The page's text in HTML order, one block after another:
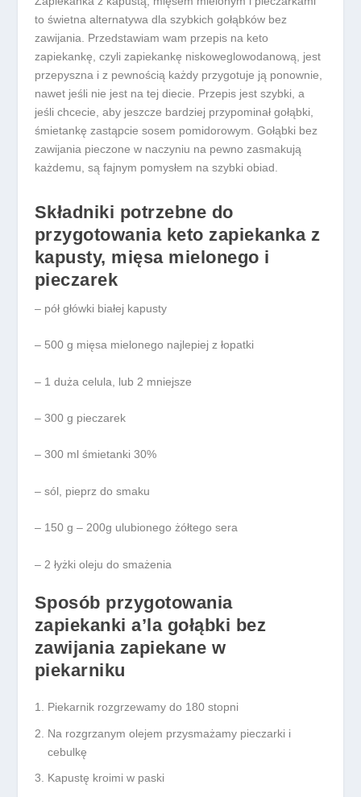
to świetna alternatywa dla szybkich gołąbków bez
zawijania. Przedstawiam wam przepis na keto
zapiekankę, czyli zapiekankę niskoweglowodanową, jest
przepyszna i z pewnością każdy przygotuje ją ponownie,
nawet jeśli nie jest na tej diecie. Przepis jest szybki, a
jeśli chcecie, aby jeszcze bardziej przypominał gołąbki,
śmietankę zastąpcie sosem pomidorowym. Gołąbki bez
zawijania pieczone w naczyniu na pewno zasmakują
każdemu, są fajnym pomysłem na szybki obiad.
Składniki potrzebne do
przygotowania keto zapiekanka z
kapusty, mięsa mielonego i
pieczarek
– pół główki białej kapusty
– 500 g mięsa mielonego najlepiej z łopatki
– 1 duża celula, lub 2 mniejsze
– 300 g pieczarek
– 300 ml śmietanki 30%
– sól, pieprz do smaku
– 150 g – 200g ulubionego żółtego sera
– 2 łyżki oleju do smażenia
Sposób przygotowania
zapiekanki a’la gołąbki bez
zawijania zapiekane w
piekarniku
Piekarnik rozgrzewamy do 180 stopni
Na rozgrzanym olejem przysmażamy pieczarki i
cebulkę
Kapustę kroimi w paski